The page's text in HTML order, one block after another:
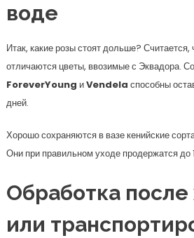
воде
Итак, какие розы стоят дольше?
отличаются цветы, ввозимые с Эквадора.
ForeverYoung иVendela способны
дней.
Хорошо сохраняются в вазе кенийские
Они при правильном уходе продержатся до
Обработка после
или